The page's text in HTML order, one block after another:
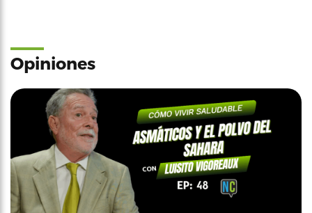
Opiniones